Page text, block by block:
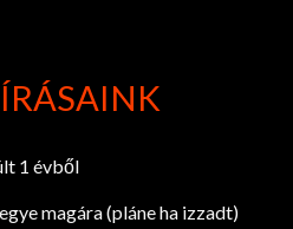
1 évből
magára (pláne ha izzadt)